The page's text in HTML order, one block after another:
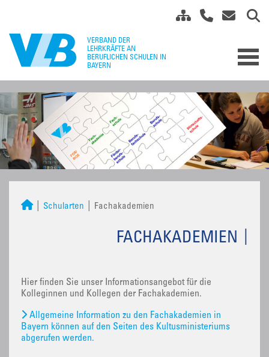
Schularten Fachakademien
FACHAKADEMIEN
Hier finden Sie unser Informationsangebot für die
Kolleginnen und Kollegen der Fachakademien.
Allgemeine Information zu den Fachakademien in
Bayern können auf den Seiten des Kultusministeriums
abgerufen werden.